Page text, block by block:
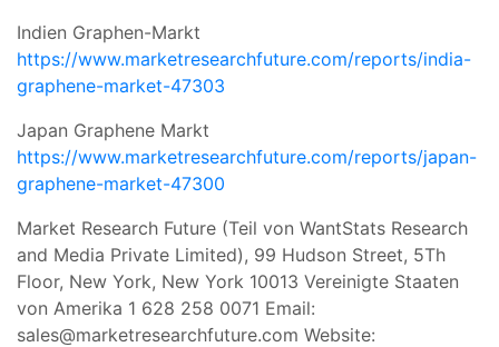
Indien Graphen-Markt
https://www.marketresearchfuture.com/reports/india-
graphene-market-47303
Japan Graphene Markt
https://www.marketresearchfuture.com/reports/japan-
graphene-market-47300
Market Research Future (Teil von WantStats Research
and Media Private Limited), 99 Hudson Street, 5Th
Floor, New York, New York 10013 Vereinigte Staaten
von Amerika 1 628 258 0071 Email:
sales@marketresearchfuture.com Website: